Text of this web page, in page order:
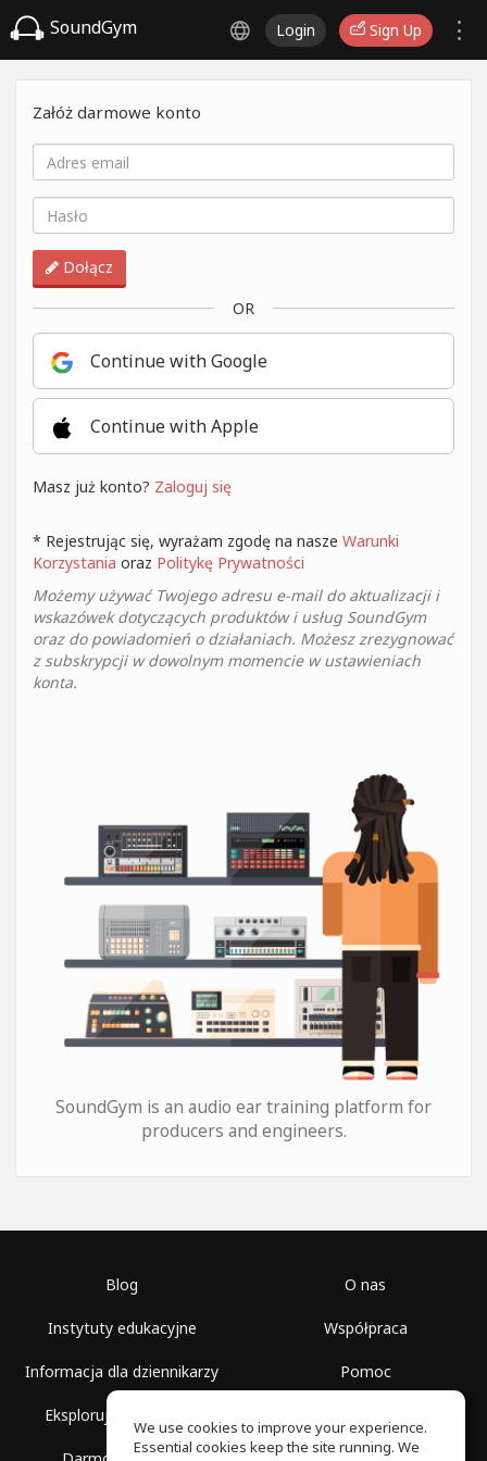
SoundGym Login Sign Up
Załóż darmowe konto
Dołącz
OR
Continue with Google
Continue with Apple
Masz już konto? Zaloguj się
* Rejestrując się, wyrażam zgodę na nasze Warunki
Korzystania oraz Politykę Prywatności
Możemy używać Twojego adresu e-mail do aktualizacji i
wskazówek dotyczących produktów i usług SoundGym
oraz do powiadomień o działaniach. Możesz zrezygnować
z subskrypcji w dowolnym momencie w ustawieniach
konta.
SoundGym is an audio ear training platform for
producers and engineers.
Blog
Instytuty edukacyjne
Informacja dla dziennikarzy
Eksploruj przestrzenie
O nas
Współpraca
Pomoc
We use cookies to improve your experience.
Essential cookies keep the site running. We